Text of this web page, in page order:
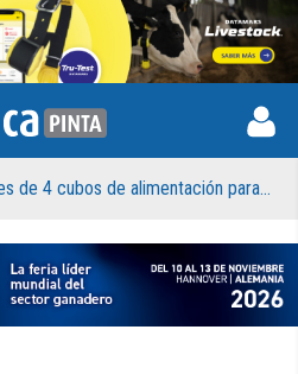
alimentación para xatos de Holm & Laue que sorteamos